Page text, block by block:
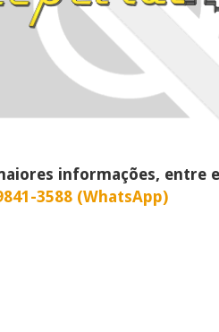
informações, entre
3588 (WhatsApp)